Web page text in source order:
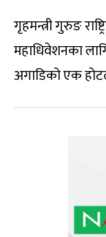
गृहमन्त्री गुरुङ
महाधिवेशनका
अगाडिको एक